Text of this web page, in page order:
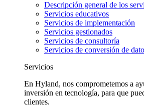
Descripción general de los
Servicios educativos
Servicios de implementación
Servicios gestionados
Servicios de consultoría
Servicios de conversión de
Servicios
En Hyland, nos comprometemos a
inversión en tecnología, para que
clientes.